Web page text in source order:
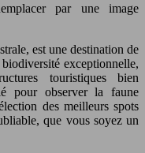
par une image
est une destination de
exceptionnelle,
touristiques bien
pour observer la faune
des meilleurs spots
que vous soyez un